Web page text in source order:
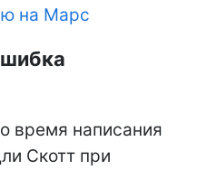
на Марс
время написания
Скотт при